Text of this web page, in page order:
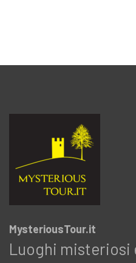
MysteriousTour.it
Luoghi misteriosi